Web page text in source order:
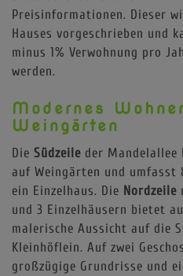
Preisinformationen. Dieser
Hauses vorgeschrieben und
minus 1% Verwohnung pro
werden.
Modernes
Weingärten
Die Südzeile der
auf Weingärten und umfasst
ein Einzelhaus. Die Nordzeile
und 3 Einzelhäusern bietet
malerische Aussicht auf die
Kleinhöflein. Auf zwei
großzügige Grundrisse und